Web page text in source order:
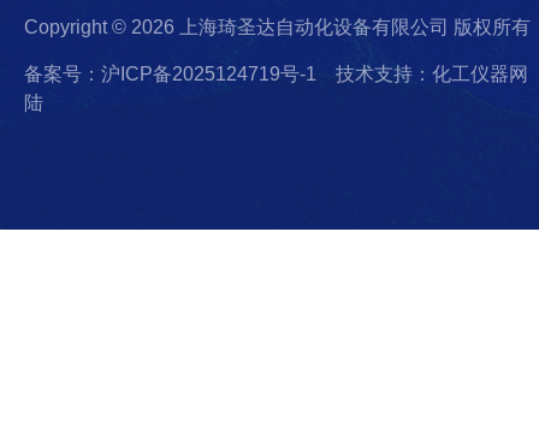
Copyright © 2026 上海琦圣达自动化设备有限公司 版权所有
备案号：沪ICP备2025124719号-1
技术支持：化工仪器网
陆